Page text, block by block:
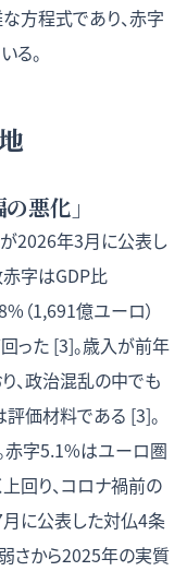
方程式であり、赤字
る。
悪化」
が2026年3月に公表し
字はGDP比
（1,691億ユーロ）
った [3]。歳入が前年
、政治混乱の中でも
価材料である [3]。
赤字5.1%はユーロ圏
回り、コロナ禍前の
に公表した対仏4条
さから2025年の実質